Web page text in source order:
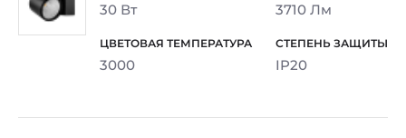
30 Вт 3710 Лм
3000 IP20